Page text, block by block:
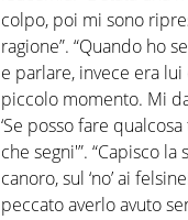
colpo, poi mi sono
ragione”. “Quando ho
e parlare, invece era
piccolo momento. Mi
‘Se posso fare
che segni'”. “Capisco
canoro, sul ‘no’ ai
peccato averlo avuto